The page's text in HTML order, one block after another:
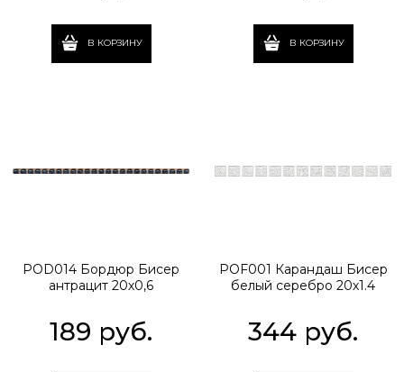
В КОРЗИНУ В КОРЗИНУ
POD014 Бордюр Бисер
антрацит 20х0,6
189 руб.
POF001 Карандаш Бисер
белый серебро 20х1.4
344 руб.